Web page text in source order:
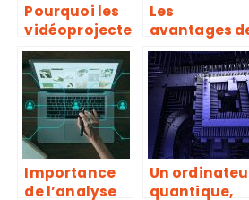
Pourquoi les
vidéoprojecte
urs 4k de
BenQ sont-ils
les meilleurs
du marché ?
Les
avantages
l’utilisation
du kit mains
libres
Importance
de l’analyse
Un
quantique,